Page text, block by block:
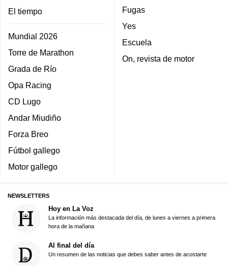
El tiempo
Mundial 2026
Torre de Marathon
Grada de Río
Opa Racing
CD Lugo
Andar Miudiño
Forza Breo
Fútbol gallego
Motor gallego
Fugas
Yes
Escuela
On, revista de motor
NEWSLETTERS
Hoy en La Voz
La información más destacada del día, de lunes a viernes a primera
hora de la mañana
Al final del día
Un resumen de las noticias que debes saber antes de acostarte